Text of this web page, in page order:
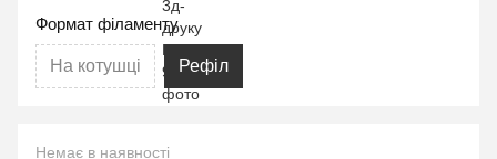
Формат філаменту
На котушці Рефіл
Немає в наявності